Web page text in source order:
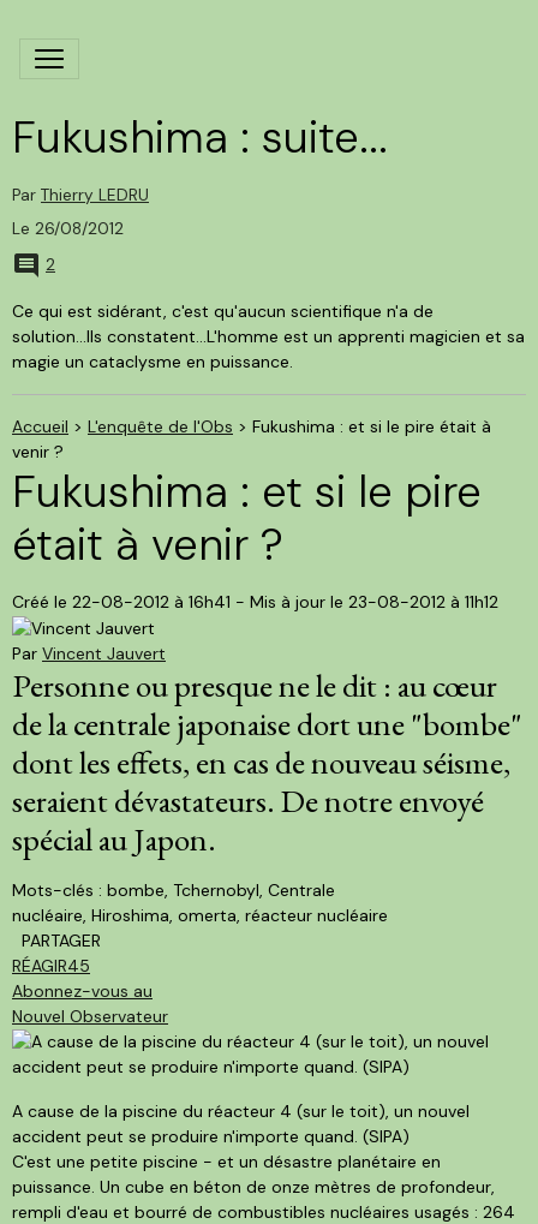
Fukushima : suite...
Par Thierry LEDRU
Le 26/08/2012
2
Ce qui est sidérant, c'est qu'aucun scientifique n'a de
solution...Ils constatent...L'homme est un apprenti magicien et sa
magie un cataclysme en puissance.
Accueil > L'enquête de l'Obs > Fukushima : et si le pire était à
venir ?
Fukushima : et si le pire
était à venir ?
Créé le 22-08-2012 à 16h41 - Mis à jour le 23-08-2012 à 11h12
Par Vincent Jauvert
Personne ou presque ne le dit : au cœur
de la centrale japonaise dort une "bombe"
dont les effets, en cas de nouveau séisme,
seraient dévastateurs. De notre envoyé
spécial au Japon.
Mots-clés : bombe, Tchernobyl, Centrale
nucléaire, Hiroshima, omerta, réacteur nucléaire
PARTAGER
RÉAGIR45
Abonnez-vous au
Nouvel Observateur
A cause de la piscine du réacteur 4 (sur le toit), un nouvel
accident peut se produire n'importe quand. (SIPA)
C'est une petite piscine - et un désastre planétaire en
puissance. Un cube en béton de onze mètres de profondeur,
rempli d'eau et bourré de combustibles nucléaires usagés : 264